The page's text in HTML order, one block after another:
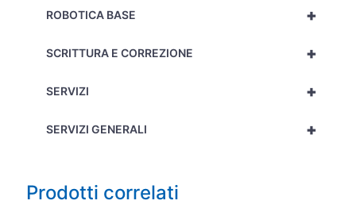
+
ROBOTICA BASE
+
SCRITTURA E CORREZIONE
+
SERVIZI
+
SERVIZI GENERALI
Prodotti correlati